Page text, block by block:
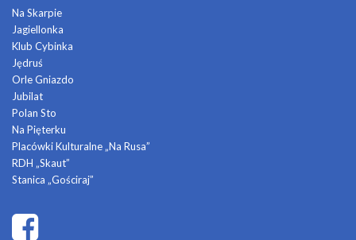
Na Skarpie
Jagiellonka
Klub Cybinka
Jędruś
Orle Gniazdo
Jubilat
Polan Sto
Na Pięterku
Placówki Kulturalne „Na Rusa”
RDH „Skaut”
Stanica „Gościraj”